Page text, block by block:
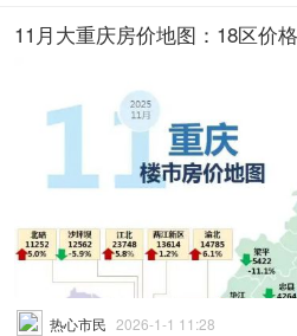
11月大重庆房价地图：18区价
热心市民 2026-1-1 11:28